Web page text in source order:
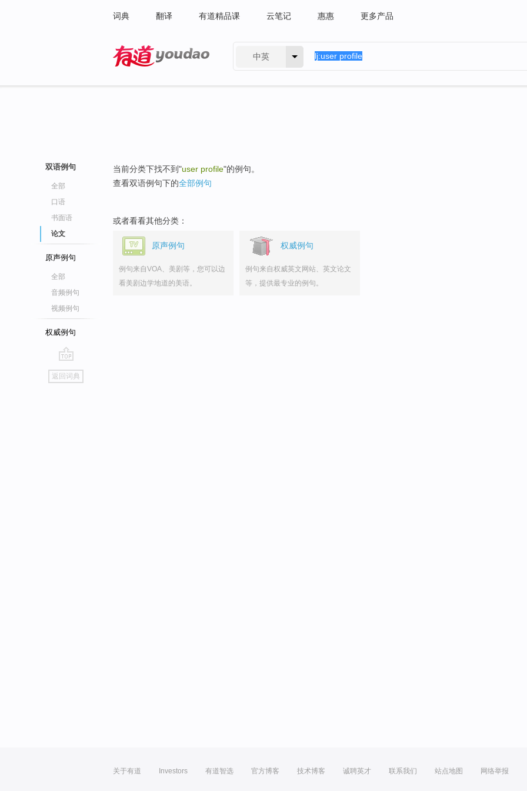
词典 翻译 有道精品课 云笔记 惠惠 更多产品
中英
双语例句
全部
口语
书面语
论文
原声例句
全部
音频例句
视频例句
权威例句
go
top
返回词典
当前分类下找不到"user profile"的例句。
查看双语例句下的全部例句
或者看看其他分类：
原声例句
例句来自VOA、美剧等，您可以边
看美剧边学地道的美语。
权威例句
例句来自权威英文网站、英文论文
等，提供最专业的例句。
关于有道 Investors 有道智选 官方博客 技术博客 诚聘英才 联系我们 站点地图 网络举报